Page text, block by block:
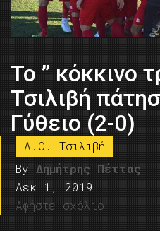
Το ” κόκκινο
Τσιλιβή
Γύθειο (2-0)
Α.Ο. Τσιλιβή
By Δημήτρης Πέττας
Δεκ 1, 2019
Αφήστε σχόλιο